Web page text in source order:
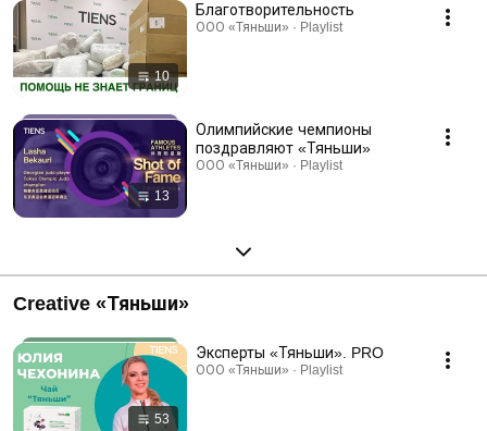
10
Благотворительность
ООО «Тяньши» · Playlist
13
Олимпийские чемпионы
поздравляют «Тяньши»
ООО «Тяньши» · Playlist
Creative «Тяньши»
53
Эксперты «Тяньши». PRO
ООО «Тяньши» · Playlist